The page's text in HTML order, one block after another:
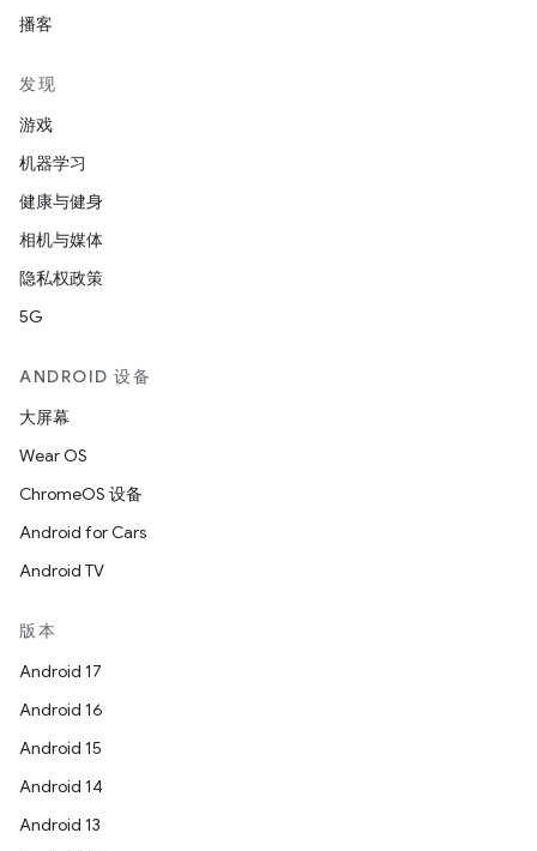
播客
发现
游戏
机器学习
健康与健身
相机与媒体
隐私权政策
5G
ANDROID 设备
大屏幕
Wear OS
ChromeOS 设备
Android for Cars
Android TV
版本
Android 17
Android 16
Android 15
Android 14
Android 13